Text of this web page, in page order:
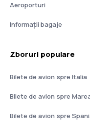
Aeroporturi
Informații bagaje
Zboruri populare
Bilete de avion spre Italia
Bilete de avion spre
Bilete de avion spre